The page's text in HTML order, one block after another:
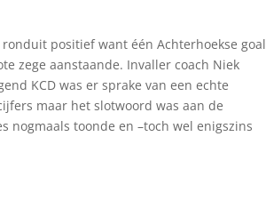
positief want één Achterhoekse goal
zege aanstaande. Invaller coach Niek
KCD was er sprake van een echte
maar het slotwoord was aan de
nogmaals toonde en –toch wel enigszins